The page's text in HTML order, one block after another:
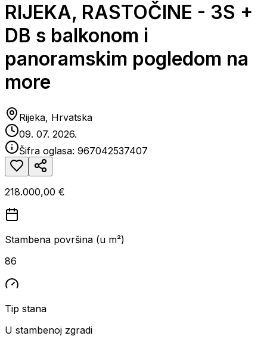
RIJEKA, RASTOČINE - 3S +
DB s balkonom i
panoramskim pogledom na
more
Rijeka, Hrvatska
09. 07. 2026.
Šifra oglasa: 967042537407
218.000,00 €
Stambena površina (u m²)
86
Tip stana
U stambenoj zgradi